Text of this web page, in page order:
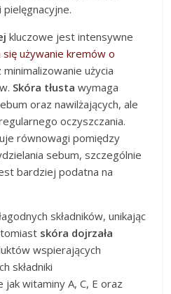
kluczowe jest intensywne
używanie kremów o
użycia
Skóra tłusta wymaga
oraz nawilżających, ale
oczyszczania.
równowagi pomiędzy
sebum, szczególnie
bardziej podatna na
składników, unikając
skóra dojrzała
wspierających
składniki
witaminy A, C, E oraz